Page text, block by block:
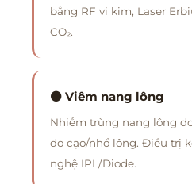
bằng RF vi kim, Laser
CO₂.
⚫ Viêm nang lông
Nhiễm trùng nang lông
do cạo/nhổ lông. Điều trị
nghệ IPL/Diode.